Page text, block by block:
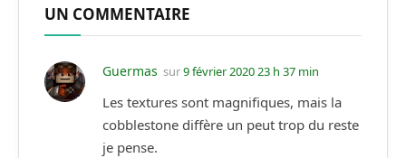
UN COMMENTAIRE
Guermas sur9 février 2020 23 h 37 min
Les textures sont magnifiques, mais la
cobblestone diffère un peut trop du reste
je pense.